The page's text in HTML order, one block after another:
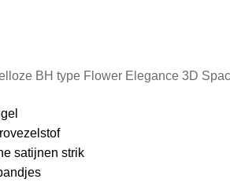
BH type Flower Elegance 3D
satijnen strik